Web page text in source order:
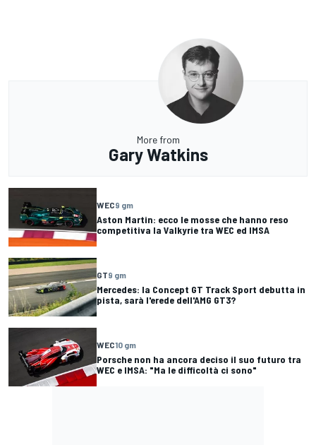
More from
Gary Watkins
WEC9 gm
Aston Martin: ecco le mosse che hanno reso
competitiva la Valkyrie tra WEC ed IMSA
GT9 gm
Mercedes: la Concept GT Track Sport debutta in
pista, sarà l'erede dell'AMG GT3?
WEC10 gm
Porsche non ha ancora deciso il suo futuro tra
WEC e IMSA: "Ma le difficoltà ci sono"